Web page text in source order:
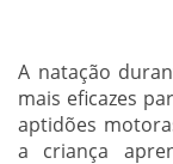
A natação
mais eficazes
aptidões
a criança